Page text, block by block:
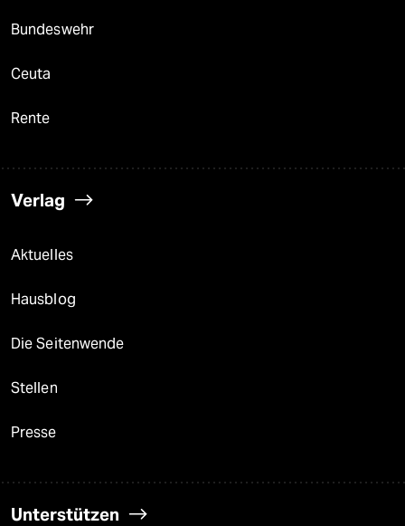
Bundeswehr
Ceuta
Rente
Verlag
Aktuelles
Hausblog
Die Seitenwende
Stellen
Presse
Unterstützen